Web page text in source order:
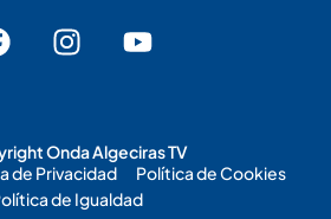
Onda Algeciras TV
de Privacidad
Política de Cookies
de Igualdad